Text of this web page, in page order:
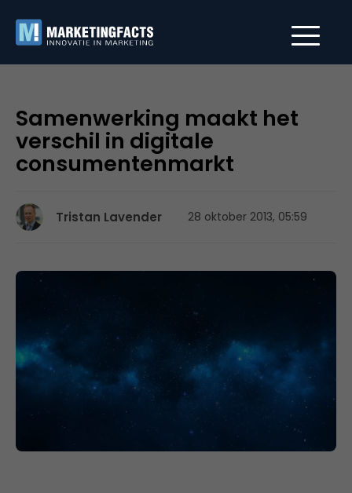
Samenwerking maakt het
verschil in digitale
consumentenmarkt
Tristan Lavender 28 oktober 2013, 05:59